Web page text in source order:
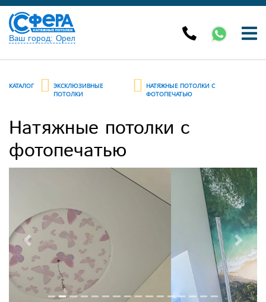
Ваш город: Орел
КАТАЛОГ
ЭКСКЛЮЗИВНЫЕ
ПОТОЛКИ
НАТЯЖНЫЕ ПОТОЛКИ С
ФОТОПЕЧАТЬЮ
Натяжные потолки с
фотопечатью
Previous Next